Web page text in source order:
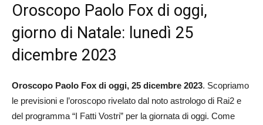
Oroscopo Paolo Fox di oggi,
giorno di Natale: lunedì 25
dicembre 2023
Oroscopo Paolo Fox di oggi, 25 dicembre 2023. Scopriamo
le previsioni e l’oroscopo rivelato dal noto astrologo di Rai2 e
del programma “I Fatti Vostri” per la giornata di oggi. Come